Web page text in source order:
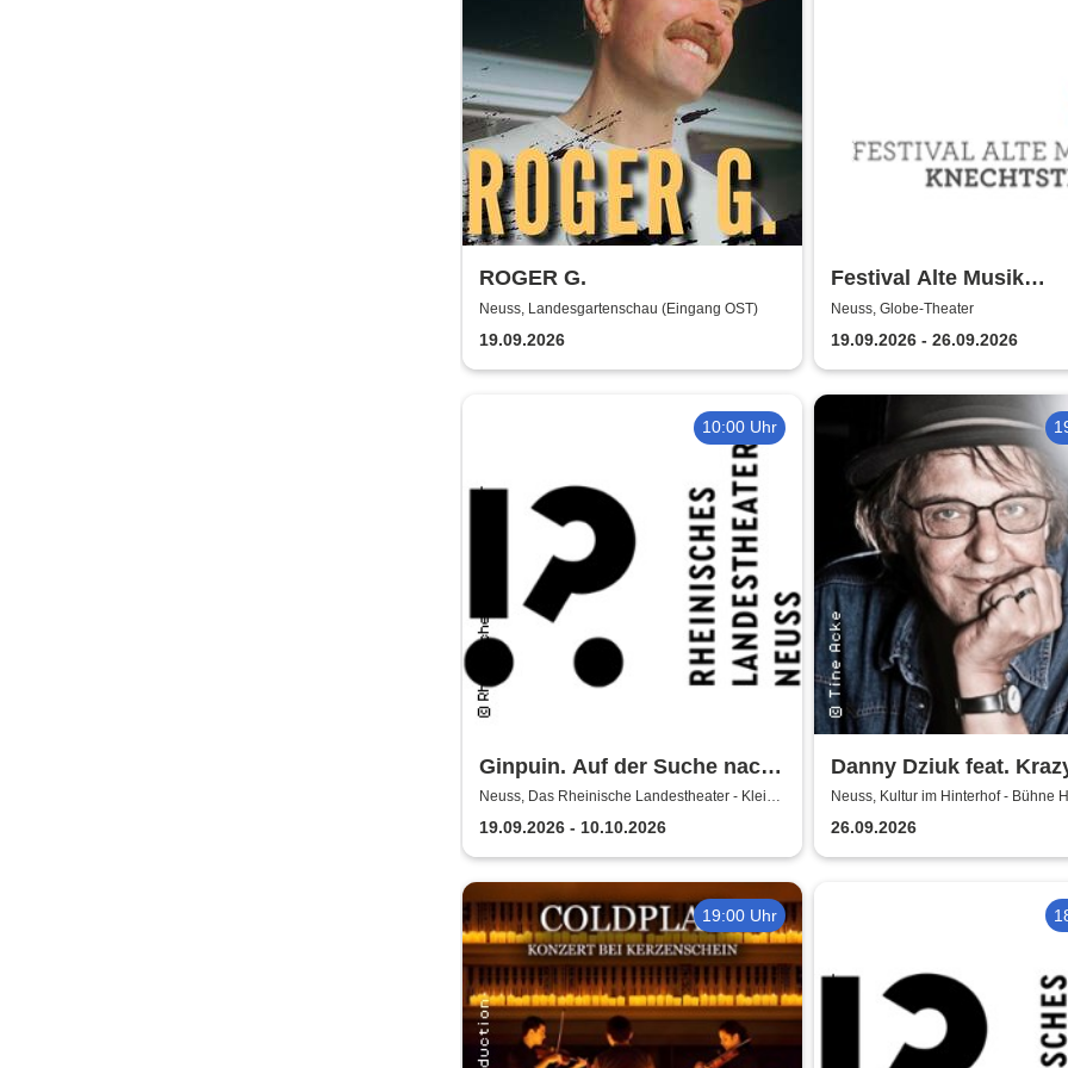
ROGER G.
Neuss, Landesgartenschau (Eingang OST)
19.09.2026
Festival Alte Musik
Knechtsteden
Neuss, Globe-Theater
19.09.2026 - 26.09.2026
10:00 Uhr
Ginpuin. Auf der Suche nach
dem großen Glück - Das
Rheinische Landestheater
Neuss
Neuss, Das Rheinische Landestheater - Kleine
Bühne
19.09.2026 - 10.10.2026
Danny Dziuk feat.
Kultur im Hinterhof
Neuss, Kultur im Hinterhof - Bühne
26.09.2026
19:00 Uhr